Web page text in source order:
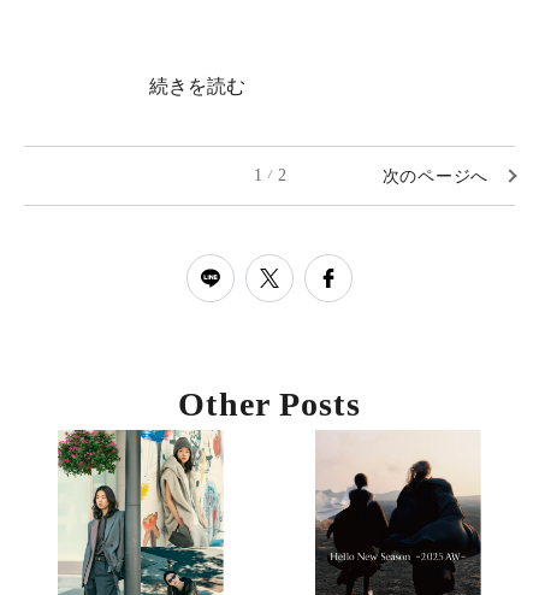
続きを読む
1 / 2 次のページへ
Other Posts